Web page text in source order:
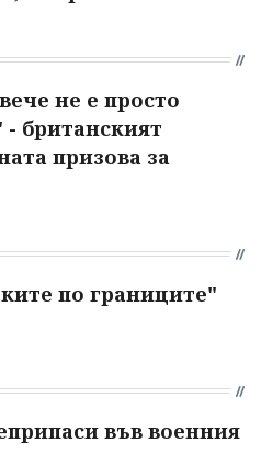
не е просто
британският
призова за
по границите"
във военния